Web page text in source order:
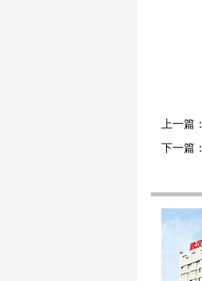
上一篇：
下一篇：